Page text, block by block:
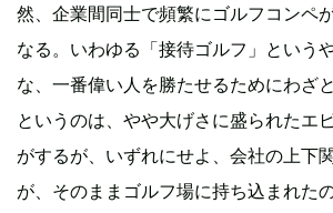
然、企業間同士で頻繁にゴルフコンペ
なる。いわゆる「接待ゴルフ」という
な、一番偉い人を勝たせるためにわざ
というのは、やや大げさに盛られたエ
がするが、いずれにせよ、会社の上下
が、そのままゴルフ場に持ち込まれた